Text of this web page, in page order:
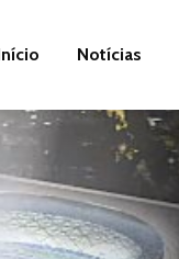
Notícias